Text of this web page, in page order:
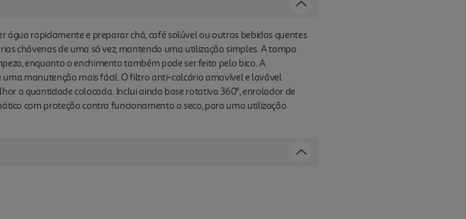
água rapidamente e preparar chá, café solúvel ou outras bebidas quentes
chávenas de uma só vez, mantendo uma utilização simples. A tampa
enquanto o enchimento também pode ser feito pelo bico. A
manutenção mais fácil. O filtro anti-calcário amovível e lavável
a quantidade colocada. Inclui ainda base rotativa 360°, enrolador de
com proteção contra funcionamento a seco, para uma utilização